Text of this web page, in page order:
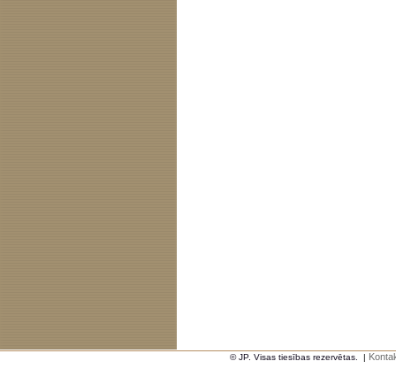
© JP. Visas tiesības rezervētas. |